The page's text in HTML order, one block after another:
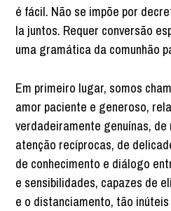
é fácil. Não se impõe por
la juntos. Requer conversão
uma gramática da comunhão
Em primeiro lugar, somos
amor paciente e generoso,
verdadeiramente genuínas,
atenção recíprocas, de
de conhecimento e diálogo
e sensibilidades, capazes de
e o distanciamento, tão